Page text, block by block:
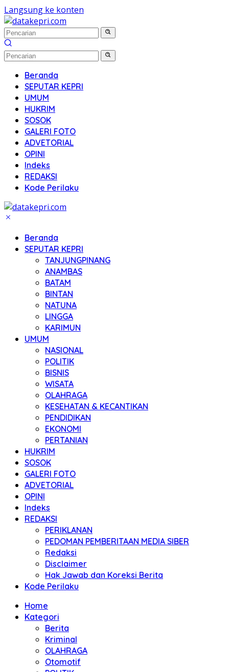
Langsung ke konten
Beranda
SEPUTAR KEPRI
UMUM
HUKRIM
SOSOK
GALERI FOTO
ADVETORIAL
OPINI
Indeks
REDAKSI
Kode Perilaku
Beranda
SEPUTAR KEPRI
TANJUNGPINANG
ANAMBAS
BATAM
BINTAN
NATUNA
LINGGA
KARIMUN
UMUM
NASIONAL
POLITIK
BISNIS
WISATA
OLAHRAGA
KESEHATAN & KECANTIKAN
PENDIDIKAN
EKONOMI
PERTANIAN
HUKRIM
SOSOK
GALERI FOTO
ADVETORIAL
OPINI
Indeks
REDAKSI
PERIKLANAN
PEDOMAN PEMBERITAAN MEDIA SIBER
Redaksi
Disclaimer
Hak Jawab dan Koreksi Berita
Kode Perilaku
Home
Kategori
Berita
Kriminal
OLAHRAGA
Otomotif